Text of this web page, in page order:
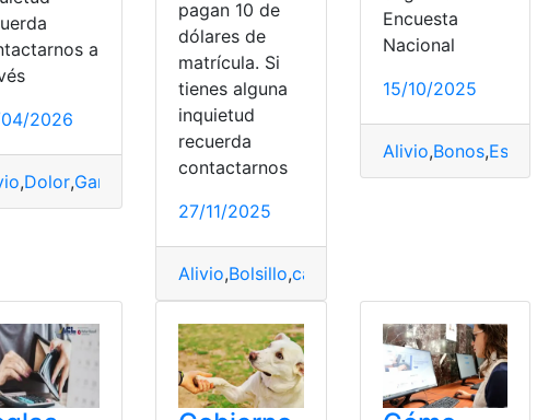
Planillas,solar,tormenta
a
2026
,Dolor,Garganta Médica ,Peligro ,Señales
pagan 10 de
dólares de
matrícula. Si
tienes alguna
inquietud
recuerda
contactarnos
27/11/2025
Alivio,Bolsillo,carros
Encuesta
Nacional
15/10/2025
Alivio,Bonos,Estado